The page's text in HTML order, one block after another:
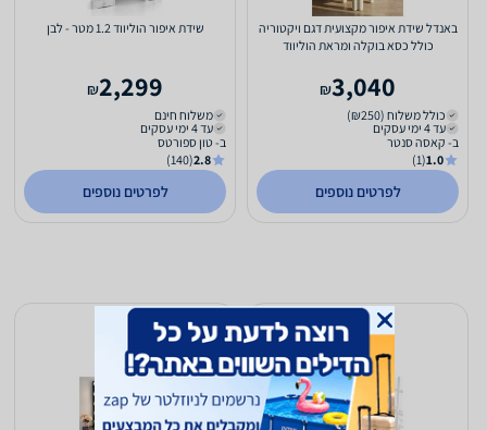
באנדל שידת איפור מקצועית דגם ויקטוריה
כולל כסא בוקלה ומראת הוליווד
3,040
₪
כולל משלוח (₪250)
עד 4 ימי עסקים
ב- קאסה סנטר
1.0
(1)
לפרטים נוספים
שידת איפור הוליווד 1.2 מטר - לבן
2,299
₪
משלוח חינם
עד 4 ימי עסקים
ב- טון ספורטס
2.8
(140)
לפרטים נוספים